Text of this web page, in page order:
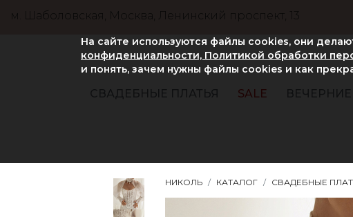
м. Шаболовская, Москва, Ленинский проспект, 13
СВАДЕБНЫЕ ПЛАТЬЯ SALE
НИКОЛЬ КАТАЛОГ СВАДЕБНЫЕ
На сайте используются файлы cookies, они
конфиденциальности, Политикой обработки
и понять, зачем нужны файлы сookies и как